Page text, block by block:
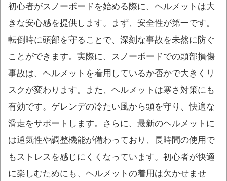
初心者がスノーボードを始める際に、ヘルメットは大
きな安心感を提供します。まず、安全性が第一です。
転倒時に頭部を守ることで、深刻な事故を未然に防ぐ
ことができます。実際に、スノーボードでの頭部損傷
事故は、ヘルメットを着用しているか否かで大きくリ
スクが変わります。また、ヘルメットは寒さ対策にも
有効です。ゲレンデの冷たい風から頭を守り、快適な
滑走をサポートします。さらに、最新のヘルメットに
は通気性や調整機能が備わっており、長時間の使用で
もストレスを感じにくくなっています。初心者が快適
に楽しむためにも、ヘルメットの着用は欠かせませ